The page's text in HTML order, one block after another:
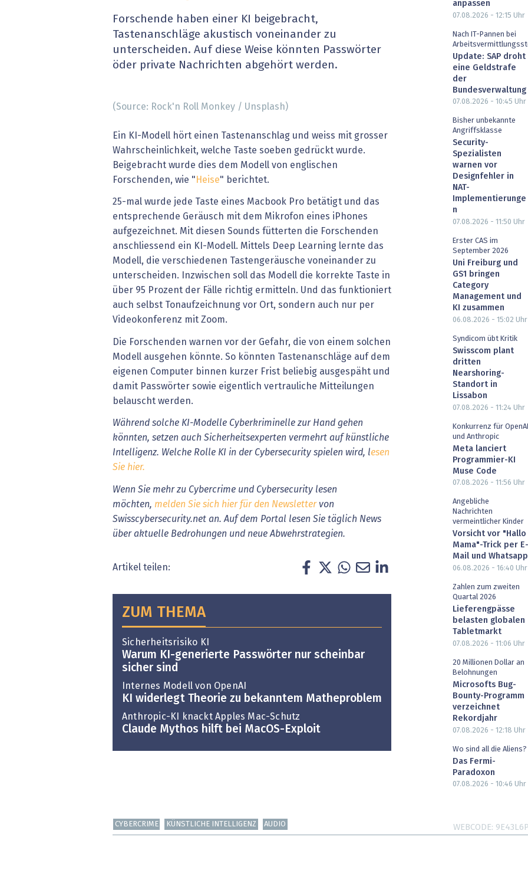
» alle News Gesundheit wird digital
EU-DSGVO
» alle Dossiers
Artificial Intelligence
Fintech & Insurtech
Professional AV & Digital Signage
» alle Specials
Forschende haben einer KI beigebracht,
Tastenanschläge akustisch voneinander zu
unterscheiden. Auf diese Weise könnten Passwörter
öder private Nachrichten abgehört werden.
(Source: Rock'n Roll Monkey / Unsplash)
Ein KI-Modell hört einen Tastenanschlag und weiss mit grosser
Wahrscheinlichkeit, welche Taste soeben gedrückt wurde.
Beigebracht wurde dies dem Modell von englischen
Forschenden, wie " Heise" berichtet.
25-mal wurde jede Taste eines Macbook Pro betätigt und das
entsprechende Geräusch mit dem Mikrofon eines iPhones
aufgezeichnet. Mit diesen Sounds fütterten die Forschenden
anschliessend ein KI-Modell. Mittels Deep Learning lernte das
Modell, die verschiedenen Tastengeräusche voneinander zu
unterscheiden. Inzwischen soll das Modell die korrekte Taste in
über 95 Prozent der Fälle richtig ermitteln. Und das funktioniert
auch selbst Tonaufzeichnung vor Ort, sondern auch nur per
Videokonferenz mit Zoom.
Die Forschenden warnen vor der Gefahr, die von einem solchen
Modell ausgehen könnte. So könnten Tastenanschläge auf dem
eigenen Computer binnen kurzer Frist beliebig ausgespäht und
damit Passwörter sowie eigentlich vertrauliche Mitteilungen
belauscht werden.
Während solche KI-Modelle Cyberkriminelle zur Hand gehen
könnten, setzen auch Sicherheitsexperten vermehrt auf künstliche
Intelligenz. Welche Rolle KI in der Cybersecurity spielen wird, lesen
Sie hier.
Wenn Sie mehr zu Cybercrime und Cybersecurity lesen
möchten, melden Sie sich hier für den Newslettervon
Swisscybersecurity.net an. Auf dem Portal lesen Sie täglich News
über aktuelle Bedrohungen und neue Abwehrstrategien.
Artikel teilen:
ZUM THEMA
Sicherheitsrisiko KI
Warum KI-generierte Passwörter nur scheinbar
sicher sind
Internes Modell von OpenAI
KI widerlegt Theorie zu bekanntem Matheproblem
Anthropic-KI knackt Apples Mac-Schutz
Claude Mythos hilft bei MacOS-Exploit
anpassen
07.08.2026 - 12:15 Uhr
Nach IT-Pannen bei
Update: SAP droht
eine Geldstrafe
der
Bundesverwaltung
07.08.2026 - 10:45 Uhr
Bisher unbekannte
Angriffsklasse
Security-
Spezialisten
warnen vor
Designfehler in
NAT-
Implementierunge
n
07.08.2026 - 11:50 Uhr
Erster CAS im
September 2026
Uni Freiburg und
GS1 bringen
Category
Management und
KI zusammen
06.08.2026 - 15:02 Uhr
Syndicom übt Kritik
Swisscom plant
dritten
Nearshoring-
Standort in
Lissabon
07.08.2026 - 11:24 Uhr
Konkurrenz für OpenAI
und Anthropic
Meta lanciert
Programmier-KI
Muse Code
07.08.2026 - 11:56 Uhr
Angebliche
Nachrichten
vermeintlicher Kinder
Vorsicht vor "Hallo
Mama"-Trick per E-
Mail und Whatsapp
06.08.2026 - 16:40 Uhr
Zahlen zum zweiten
Quartal 2026
Lieferengpässe
belasten globalen
Tabletmarkt
07.08.2026 - 11:06 Uhr
20 Millionen Dollar an
Belohnungen
Microsofts Bug-
Bounty-Programm
verzeichnet
Rekordjahr
07.08.2026 - 12:18 Uhr
Wo sind all die Aliens?
Das Fermi-
Paradoxon
07.08.2026 - 10:46 Uhr
CYBERCRIME KÜNSTLICHE INTELLIGENZ AUDIO WEBCODE